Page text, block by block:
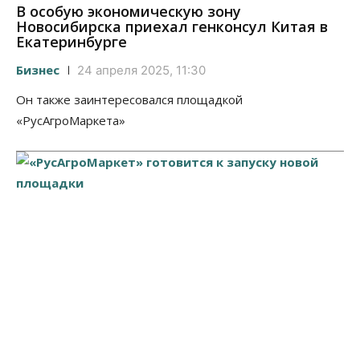
В особую экономическую зону
Новосибирска приехал генконсул Китая в
Екатеринбурге
Бизнес 24 апреля 2025, 11:30
Он также заинтересовался площадкой
«РусАгроМаркета»